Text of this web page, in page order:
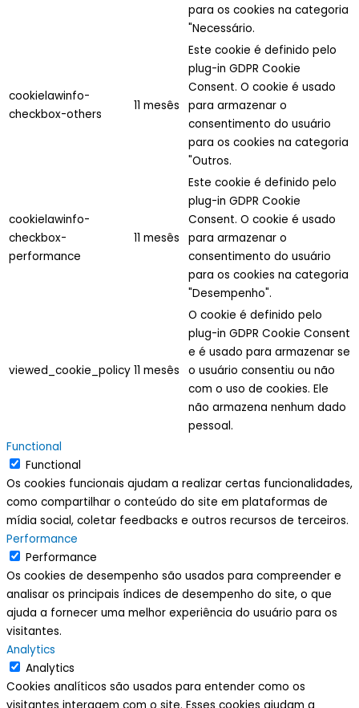
para os cookies na categoria
"Necessário.
cookielawinfo-
checkbox-others
11 mesês
Este cookie é definido pelo
plug-in GDPR Cookie
Consent. O cookie é usado
para armazenar o
consentimento do usuário
para os cookies na categoria
"Outros.
cookielawinfo-
checkbox-
performance
11 mesês
Este cookie é definido pelo
plug-in GDPR Cookie
Consent. O cookie é usado
para armazenar o
consentimento do usuário
para os cookies na categoria
"Desempenho".
viewed_cookie_policy 11 mesês
O cookie é definido pelo
plug-in GDPR Cookie Consent
e é usado para armazenar se
o usuário consentiu ou não
com o uso de cookies. Ele
não armazena nenhum dado
pessoal.
Functional
Functional
Os cookies funcionais ajudam a realizar certas funcionalidades,
como compartilhar o conteúdo do site em plataformas de
mídia social, coletar feedbacks e outros recursos de terceiros.
Performance
Performance
Os cookies de desempenho são usados para compreender e
analisar os principais índices de desempenho do site, o que
ajuda a fornecer uma melhor experiência do usuário para os
visitantes.
Analytics
Analytics
Cookies analíticos são usados para entender como os
visitantes interagem com o site. Esses cookies ajudam a